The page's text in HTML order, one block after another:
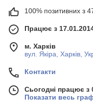
100% позитивних з 47
Працює з
м. Харків
вул. Якіра, Харків,
Контакти
Сьогодні працює з
Показати весь